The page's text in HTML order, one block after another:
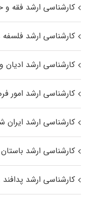
کارشناسی ارشد فقه و
کارشناسی ارشد فلسفه
کارشناسی ارشد
کارشناسی ارشد امور
کارشناسی ارشد ایران
کارشناسی ارشد
کارشناسی ارشد پدافند